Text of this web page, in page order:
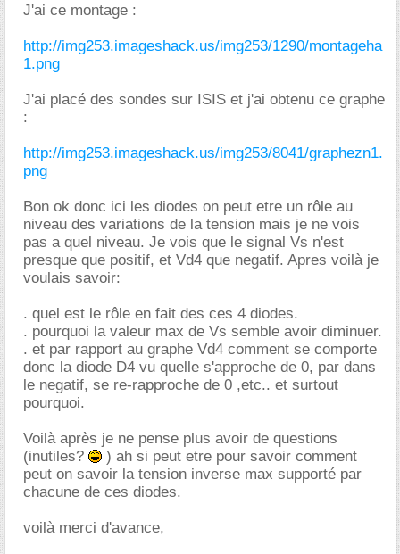
J'ai ce montage :
http://img253.imageshack.us/img253/1290/montageha
1.png
J'ai placé des sondes sur ISIS et j'ai obtenu ce graphe
:
http://img253.imageshack.us/img253/8041/graphezn1.
png
Bon ok donc ici les diodes on peut etre un rôle au
niveau des variations de la tension mais je ne vois
pas a quel niveau. Je vois que le signal Vs n'est
presque que positif, et Vd4 que negatif. Apres voilà je
voulais savoir:
. quel est le rôle en fait des ces 4 diodes.
. pourquoi la valeur max de Vs semble avoir diminuer.
. et par rapport au graphe Vd4 comment se comporte
donc la diode D4 vu quelle s'approche de 0, par dans
le negatif, se re-rapproche de 0 ,etc.. et surtout
pourquoi.
Voilà après je ne pense plus avoir de questions
(inutiles?
) ah si peut etre pour savoir comment
peut on savoir la tension inverse max supporté par
chacune de ces diodes.
voilà merci d'avance,